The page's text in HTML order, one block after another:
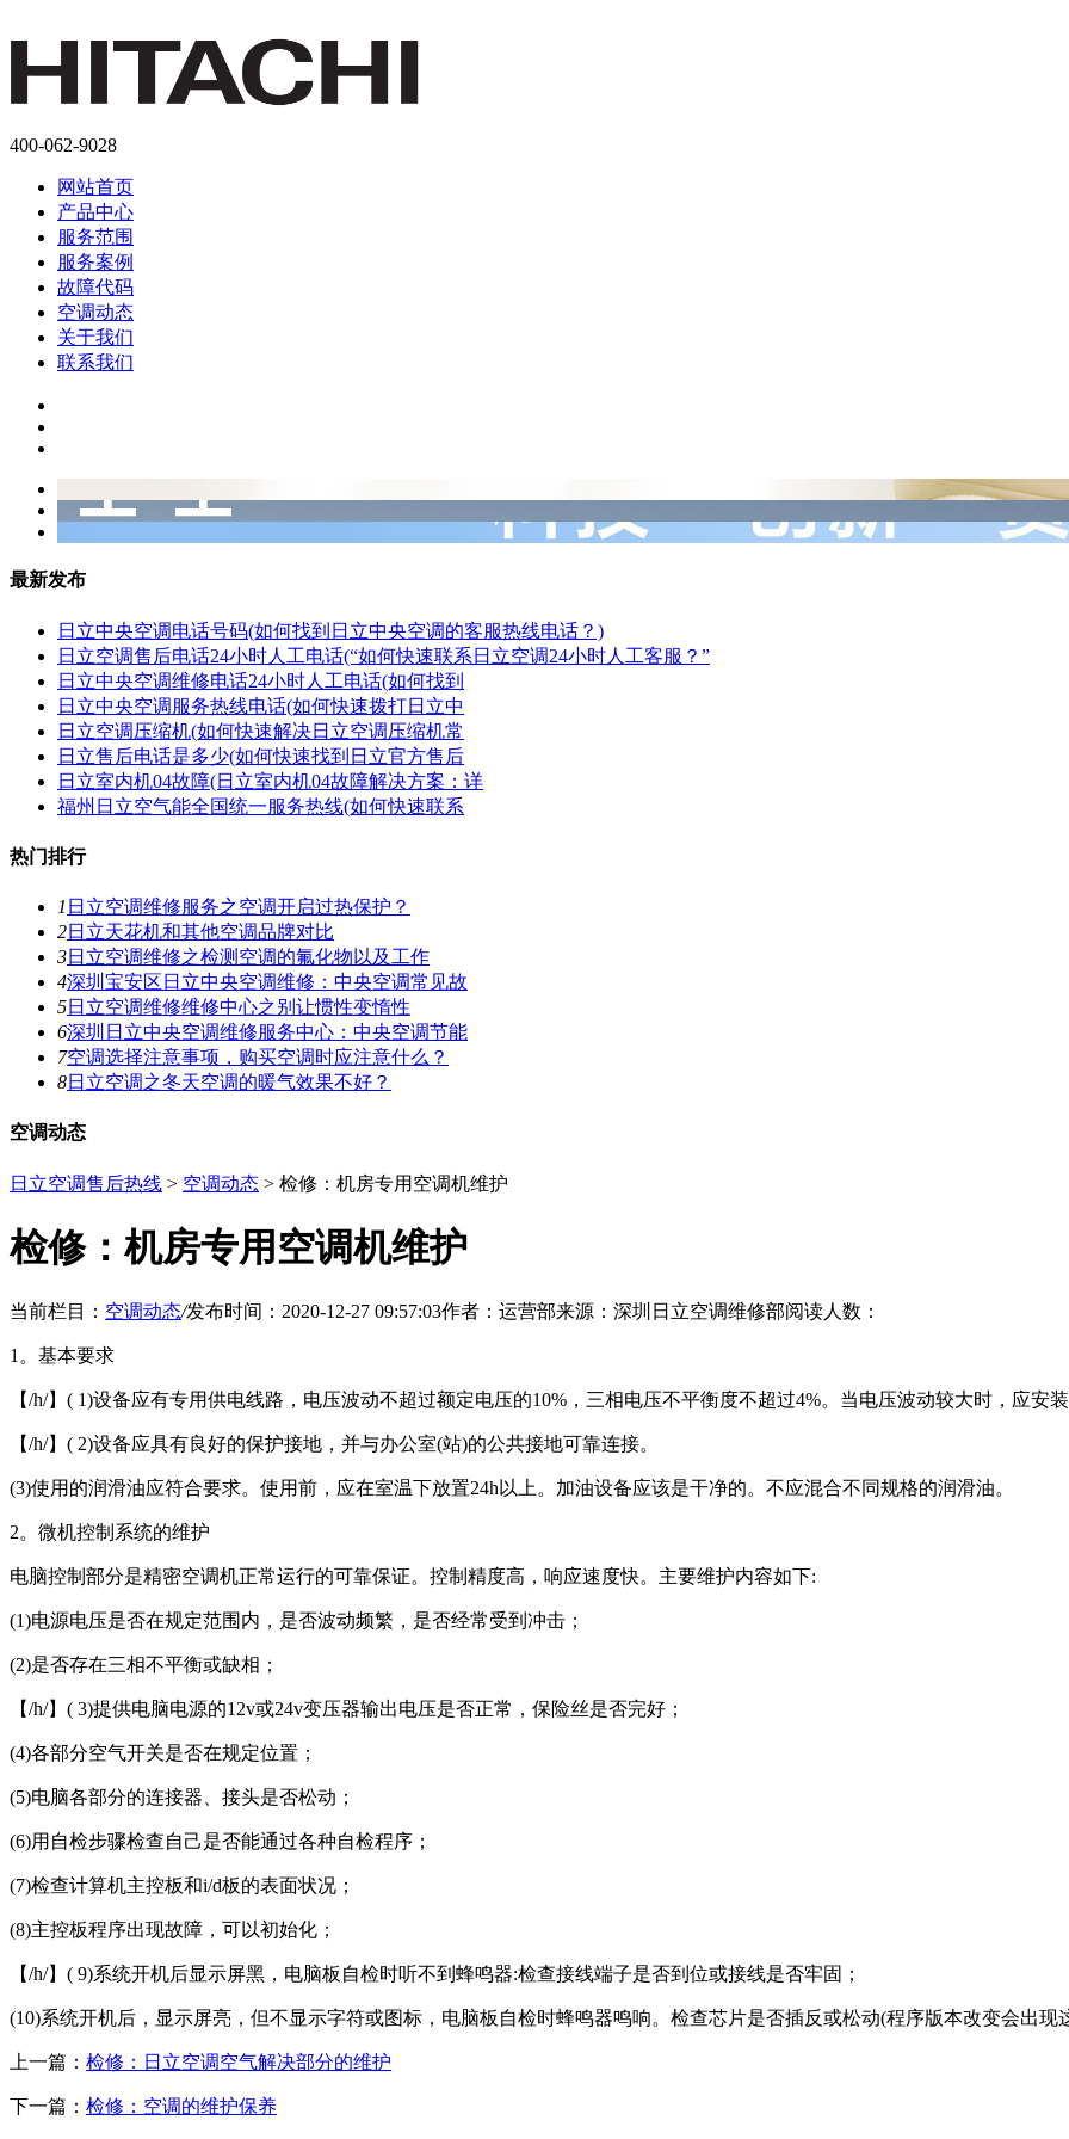
400-062-9028
网站首页
产品中心
服务范围
服务案例
故障代码
空调动态
关于我们
联系我们
最新发布
日立中央空调电话号码(如何找到日立中央空调的客服热线电话？)
日立空调售后电话24小时人工电话(“如何快速联系日立空调24小时人工客服？”
日立中央空调维修电话24小时人工电话(如何找到
日立中央空调服务热线电话(如何快速拨打日立中
日立空调压缩机(如何快速解决日立空调压缩机常
日立售后电话是多少(如何快速找到日立官方售后
日立室内机04故障(日立室内机04故障解决方案：详
福州日立空气能全国统一服务热线(如何快速联系
热门排行
1 日立空调维修服务之空调开启过热保护？
2日立天花机和其他空调品牌对比
3日立空调维修之检测空调的氟化物以及工作
4深圳宝安区日立中央空调维修：中央空调常见故
5日立空调维修维修中心之别让惯性变惰性
6深圳日立中央空调维修服务中心：中央空调节能
7空调选择注意事项，购买空调时应注意什么？
8日立空调之冬天空调的暖气效果不好？
空调动态
日立空调售后热线 > 空调动态 > 检修：机房专用空调机维护
检修：机房专用空调机维护
当前栏目： 空调动态/发布时间：2020-12-27 09:57:03作者：运营部来源：深圳日立空调维修部阅读人数：
1。基本要求
【/h/】( 1)设备应有专用供电线路，电压波动不超过额定电压的10%，三相电压不平衡度不超过4%。当电压波动较大时，应安
【/h/】( 2)设备应具有良好的保护接地，并与办公室(站)的公共接地可靠连接。
(3)使用的润滑油应符合要求。使用前，应在室温下放置24h以上。加油设备应该是干净的。不应混合不同规格的润滑油。
2。微机控制系统的维护
电脑控制部分是精密空调机正常运行的可靠保证。控制精度高，响应速度快。主要维护内容如下:
(1)电源电压是否在规定范围内，是否波动频繁，是否经常受到冲击；
(2)是否存在三相不平衡或缺相；
【/h/】( 3)提供电脑电源的12v或24v变压器输出电压是否正常，保险丝是否完好；
(4)各部分空气开关是否在规定位置；
(5)电脑各部分的连接器、接头是否松动；
(6)用自检步骤检查自己是否能通过各种自检程序；
(7)检查计算机主控板和i/d板的表面状况；
(8)主控板程序出现故障，可以初始化；
【/h/】( 9)系统开机后显示屏黑，电脑板自检时听不到蜂鸣器:检查接线端子是否到位或接线是否牢固；
(10)系统开机后，显示屏亮，但不显示字符或图标，电脑板自检时蜂鸣器鸣响。检查芯片是否插反或松动(程序版本改变会出现
上一篇： 检修：日立空调空气解决部分的维护
下一篇： 检修：空调的维护保养